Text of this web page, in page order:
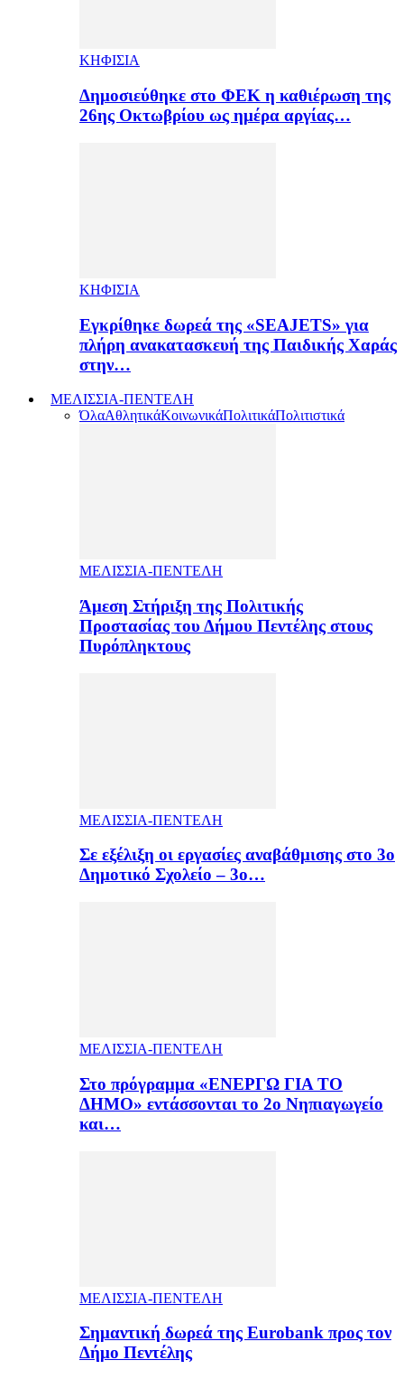
ΚΗΦΙΣΙΑ
Δημοσιεύθηκε στο ΦΕΚ η καθιέρωση της
26ης Οκτωβρίου ως ημέρα αργίας…
ΚΗΦΙΣΙΑ
Εγκρίθηκε δωρεά της «SEAJETS» για
πλήρη ανακατασκευή της Παιδικής Χαράς
στην…
ΜΕΛΙΣΣΙΑ-ΠΕΝΤΕΛΗ
ΌλαΑθλητικάΚοινωνικάΠολιτικάΠολιτιστικά
ΜΕΛΙΣΣΙΑ-ΠΕΝΤΕΛΗ
Άμεση Στήριξη της Πολιτικής
Προστασίας του Δήμου Πεντέλης στους
Πυρόπληκτους
ΜΕΛΙΣΣΙΑ-ΠΕΝΤΕΛΗ
Σε εξέλιξη οι εργασίες αναβάθμισης στο 3ο
Δημοτικό Σχολείο – 3ο…
ΜΕΛΙΣΣΙΑ-ΠΕΝΤΕΛΗ
Στο πρόγραμμα «ΕΝΕΡΓΩ ΓΙΑ ΤΟ
ΔΗΜΟ» εντάσσονται το 2ο Νηπιαγωγείο
και…
ΜΕΛΙΣΣΙΑ-ΠΕΝΤΕΛΗ
Σημαντική δωρεά της Eurobank προς τον
Δήμο Πεντέλης